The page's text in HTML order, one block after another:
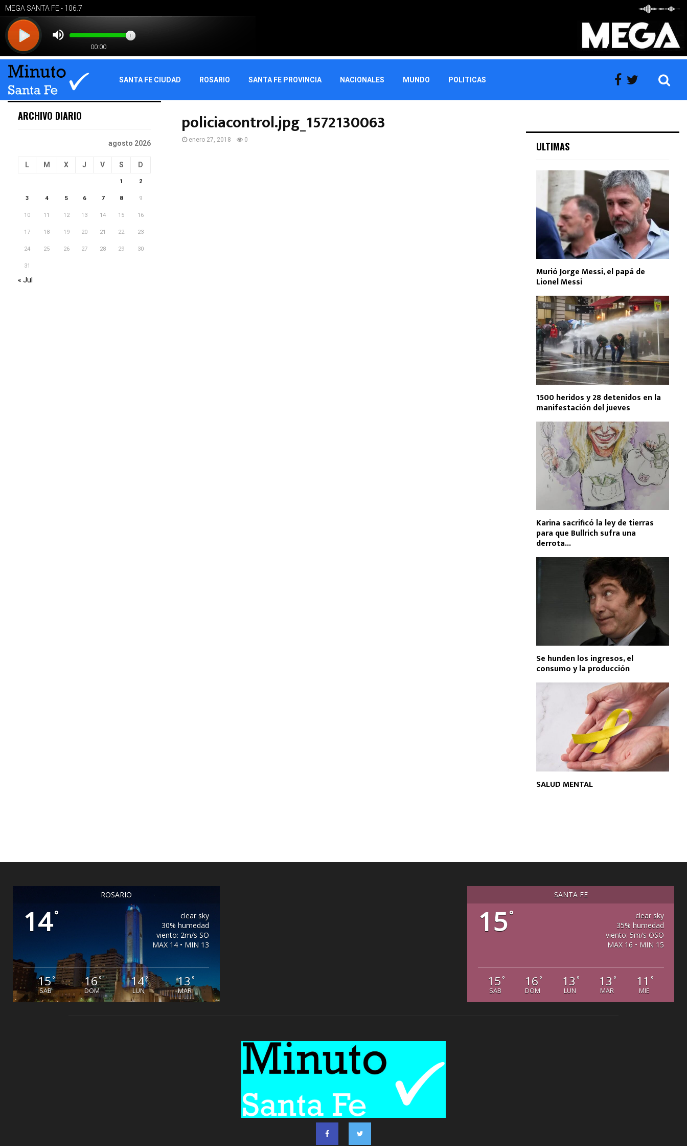
SANTA FE CIUDAD ROSARIO SANTA FE PROVINCIA NACIONALES MUNDO POLITICAS
policiacontrol.jpg_1572130063
enero 27, 2018 0
ARCHIVO DIARIO
agosto 2026
L M X J V S D
1 2
3 4 5 6 7 8 9
10 11 12 13 14 15 16
17 18 19 20 21 22 23
24 25 26 27 28 29 30
31
« Jul
ULTIMAS
Murió Jorge Messi, el papá de
Lionel Messi
1500 heridos y 28 detenidos en la
manifestación del jueves
Karina sacrificó la ley de tierras
para que Bullrich sufra una
derrota...
Se hunden los ingresos, el
consumo y la producción
SALUD MENTAL
ROSARIO
14°
clear sky
30% humedad
viento: 2m/s SO
MAX 14 • MIN 13
15°
SAB
16°
DOM
14°
LUN
13 °
MAR
SANTA FE
15°
clear sky
35% humedad
viento: 5m/s OSO
MAX 16 • MIN 15
15°
SAB
16°
DOM
13 °
LUN
13 °
MAR
11 °
MIE